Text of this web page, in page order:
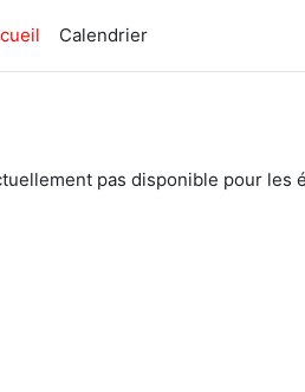
Calendrier
pas disponible pour les